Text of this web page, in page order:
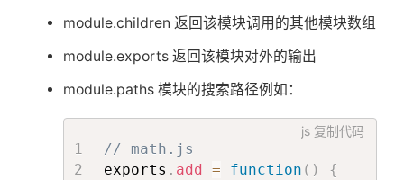
module.children 返回该模块调用的其他模块数组
module.exports 返回该模块对外的输出
module.paths 模块的搜索路径例如：
js 复制代码
// math.js
exports . add = function ( )
{